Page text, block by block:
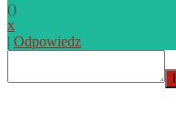
()
x
| Odpowiedz